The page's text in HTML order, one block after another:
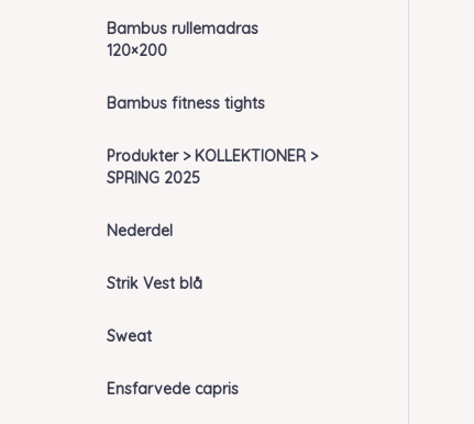
Bambus rullemadras
120×200
Bambus fitness tights
Produkter > KOLLEKTIONER >
SPRING 2025
Nederdel
Strik Vest blå
Sweat
Ensfarvede capris